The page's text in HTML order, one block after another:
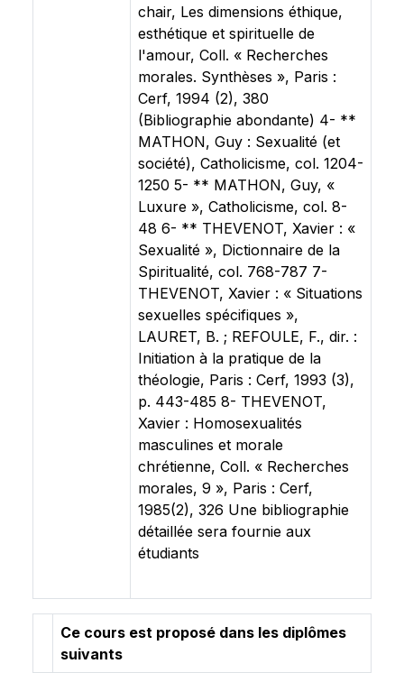
chair, Les dimensions éthique,
esthétique et spirituelle de
l'amour, Coll. « Recherches
morales. Synthèses », Paris :
Cerf, 1994 (2), 380
(Bibliographie abondante) 4- **
MATHON, Guy : Sexualité (et
société), Catholicisme, col. 1204-
1250 5- ** MATHON, Guy, «
Luxure », Catholicisme, col. 8-
48 6- ** THEVENOT, Xavier : «
Sexualité », Dictionnaire de la
Spiritualité, col. 768-787 7-
THEVENOT, Xavier : « Situations
sexuelles spécifiques »,
LAURET, B. ; REFOULE, F., dir. :
Initiation à la pratique de la
théologie, Paris : Cerf, 1993 (3),
p. 443-485 8- THEVENOT,
Xavier : Homosexualités
masculines et morale
chrétienne, Coll. « Recherches
morales, 9 », Paris : Cerf,
1985(2), 326 Une bibliographie
détaillée sera fournie aux
étudiants
Ce cours est proposé dans les diplômes
suivants